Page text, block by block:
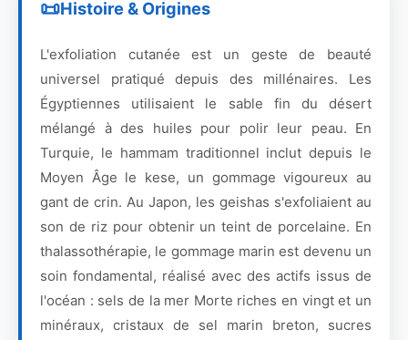
Histoire & Origines
L'exfoliation cutanée est un geste de beauté
universel pratiqué depuis des millénaires. Les
Égyptiennes utilisaient le sable fin du désert
mélangé à des huiles pour polir leur peau. En
Turquie, le hammam traditionnel inclut depuis le
Moyen Âge le kese, un gommage vigoureux au
gant de crin. Au Japon, les geishas s'exfoliaient au
son de riz pour obtenir un teint de porcelaine. En
thalassothérapie, le gommage marin est devenu un
soin fondamental, réalisé avec des actifs issus de
l'océan : sels de la mer Morte riches en vingt et un
minéraux, cristaux de sel marin breton, sucres